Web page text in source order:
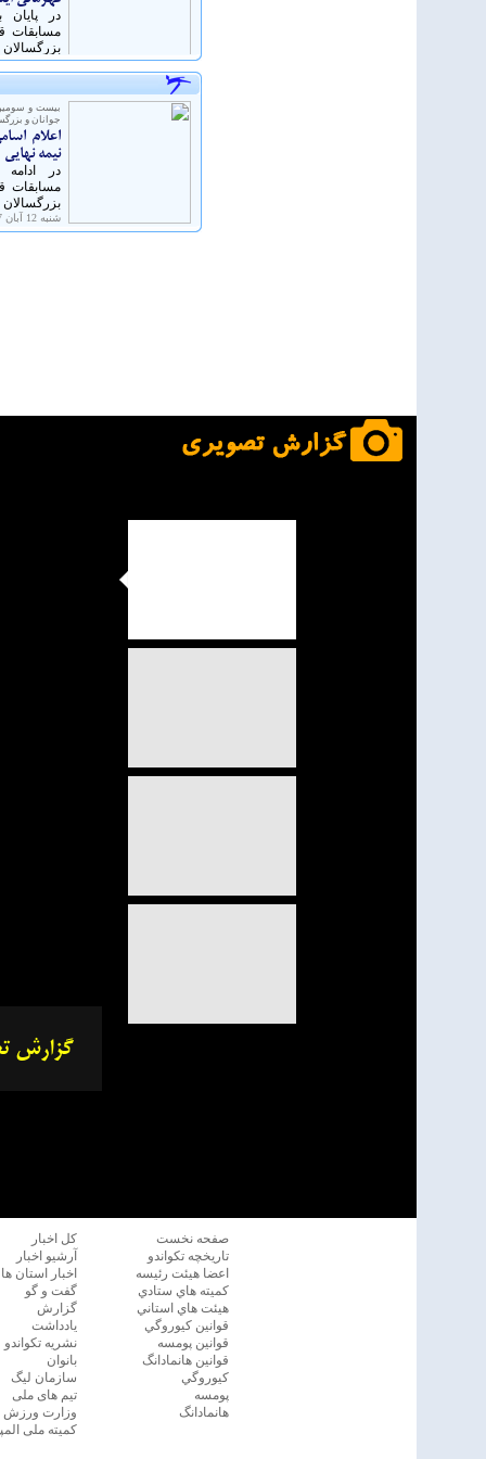
در
مسابقات
شنبه 12 آبان 1397 - 17:42
بیست و
جوانان و
اعلام
نیمه نهایی
در ادامه
مسابقات
بزرگسالان
شنبه 12 آبان 1397 - 15:17
صفحه نخست
تاريخچه تكواندو
اعضا هيئت رئيسه
كميته هاي ستادي
هيئت هاي استاني
قوانين كيوروگي
قوانين پومسه
قوانين هانمادانگ
كيوروگي
پومسه
هانمادانگ
كل اخبار
آرشیو اخبار
اخبار استان ها
گفت و گو
گزارش
یادداشت
نشريه تكواندو
بانوان
سازمان ليگ
تیم های ملی
وزارت ورزش
کمیته ملی